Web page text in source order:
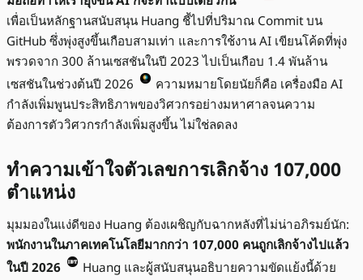
เพื่อเป็นหลักฐานสนับสนุน Huang ชี้ไปที่ปริมาณ Commit บน
GitHub ซึ่งพุ่งสูงขึ้นเกือบสามเท่า และการใช้งาน AI เขียนโค้ดที่พุ่ง
พรวดจาก 300 ล้านเซสชันในปี 2023 ไปเป็นเกือบ 1.4 พันล้าน
เซสชันในช่วงต้นปี 2026
ความหมายโดยนัยก็คือ เครื่องมือ AI
กำลังเพิ่มพูนประสิทธิภาพของวิศวกรอย่างมหาศาลจนความ
ต้องการตัววิศวกรกำลังเพิ่มสูงขึ้น ไม่ใช่ลดลง
ทำความเข้าใจตัวเลขการเลิกจ้าง 107,000
ตำแหน่ง
มุมมองในแง่ดีของ Huang ต้องเผชิญกับฉากหลังที่ไม่น่าอภิรมย์นัก:
พนักงานในภาคเทคโนโลยีมากกว่า 107,000 คนถูกเลิกจ้างไปแล้ว
ในปี 2026
Huang และผู้สนับสนุนอธิบายความขัดแย้งนี้ด้วย